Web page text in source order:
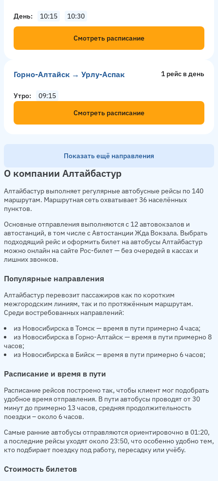
День 10:15 10:30
Смотреть расписание
Горно-Алтайск → Урлу-Аспак 1 рейс в день
Утро
09:15
Смотреть расписание
Показать ещё направления
О компании Алтайбастур
Алтайбастур выполняет регулярные автобусные рейсы по 140
маршрутам. Маршрутная сеть охватывает 36 населённых
пунктов.
Основные отправления выполняются с 12 автовокзалов и
автостанций, в том числе с Автостанции Жда Вокзала. Выбрать
подходящий рейс и оформить билет на автобусы Алтайбастур
можно онлайн на сайте Рос-билет — без очередей в кассах и
лишних звонков.
Популярные направления
Алтайбастур перевозит пассажиров как по коротким
межгородским линиям, так и по протяжённым маршрутам.
Среди востребованных направлений:
из Новосибирска в Томск — время в пути примерно 4 часа;
из Новосибирска в Горно-Алтайск — время в пути примерно 8
часов;
из Новосибирска в Бийск — время в пути примерно 6 часов;
Расписание и время в пути
Расписание рейсов построено так, чтобы клиент мог подобрать
удобное время отправления. В пути автобусы проводят от 30
минут до примерно 13 часов, средняя продолжительность
поездки – около 6 часов.
Самые ранние автобусы отправляются ориентировочно в 01:20,
а последние рейсы уходят около 23:50, что особенно удобно тем,
кто подбирает поездку под работу, пересадку или учёбу.
Стоимость билетов